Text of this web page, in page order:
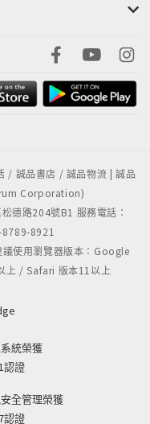
/ 誠品書店 / 誠品物流 | 誠品
Corporation)
德路204號B1 服務電話：
8921
使用瀏覽器版本：Google
上 / Safari 版本11以上
統榮獲
認證
全管理榮獲
認證